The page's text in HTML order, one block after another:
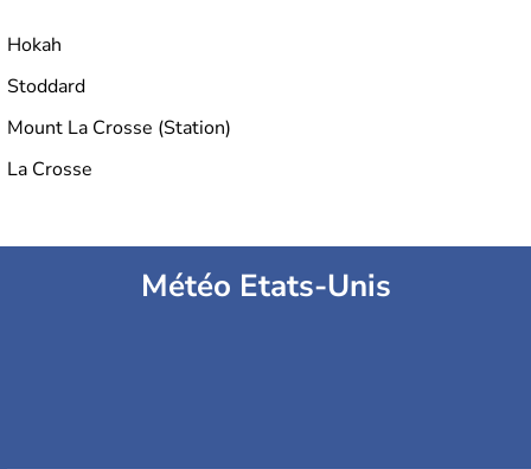
Hokah
Stoddard
Mount La Crosse (Station)
La Crosse
Météo Etats-Unis